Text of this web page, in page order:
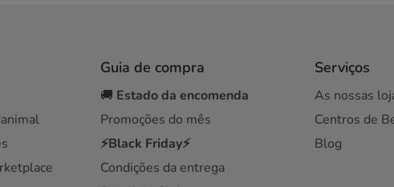
Guia de compra
🚚 Estado da encomenda
Promoções do mês
⚡Black Friday⚡
Condições da entrega
Serviços
As nossas
Centros de
Blog